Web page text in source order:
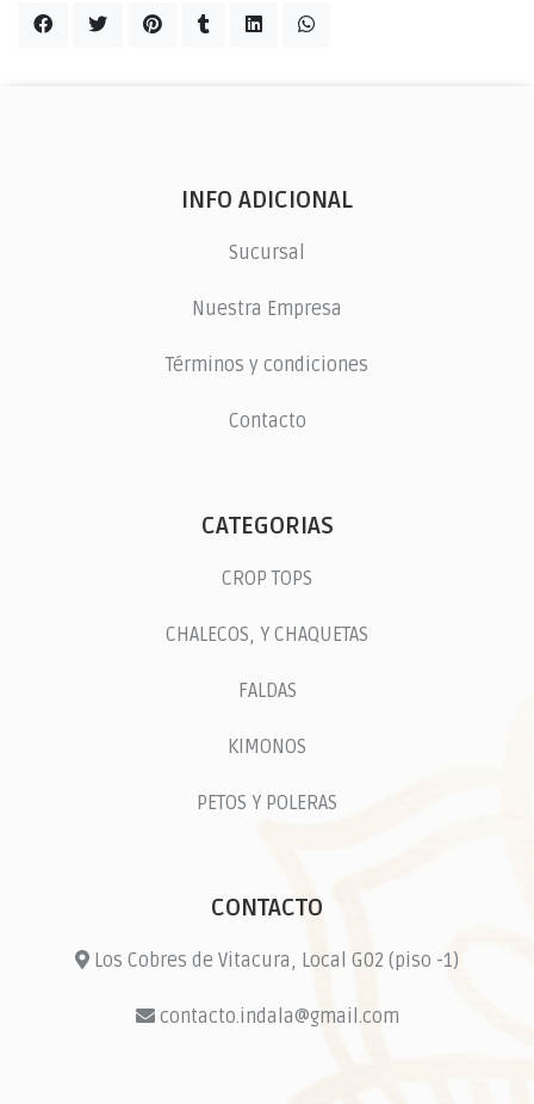
INFO ADICIONAL
Sucursal
Nuestra Empresa
Términos y condiciones
Contacto
CATEGORIAS
CROP TOPS
CHALECOS, Y CHAQUETAS
FALDAS
KIMONOS
PETOS Y POLERAS
CONTACTO
Los Cobres de Vitacura, Local G02 (piso -1)
contacto.indala@gmail.com